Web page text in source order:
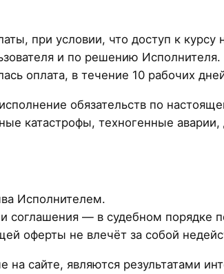
при условии, что доступ к курсу
и по решению Исполнителя.
оплата, в течение 10 рабочих
обязательств по
катастрофы, техногенные аварии,
Исполнителем.
— в судебном порядке
оферты не влечёт за собой
сайте, являются результатами